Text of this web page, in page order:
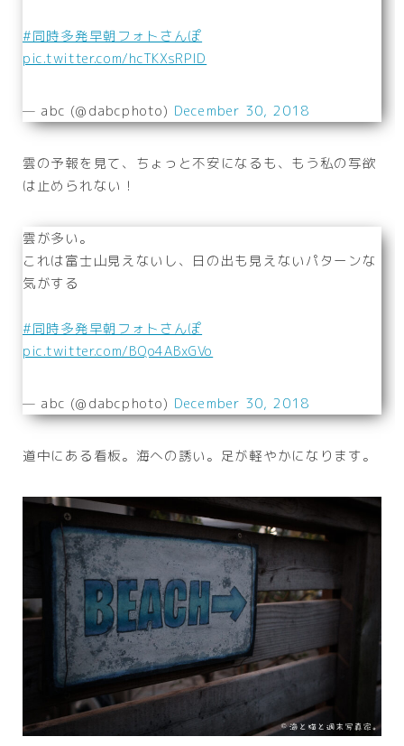
#同時多発早朝フォトさんぽ
pic.twitter.com/hcTKXsRPlD
— abc (@dabcphoto) December 30, 2018
雲の予報を見て、ちょっと不安になるも、もう私の写欲
は止められない！
雲が多い。
これは富士山見えないし、日の出も見えないパターンな
気がする
#同時多発早朝フォトさんぽ
pic.twitter.com/BQo4ABxGVo
— abc (@dabcphoto) December 30, 2018
道中にある看板。海への誘い。足が軽やかになります。